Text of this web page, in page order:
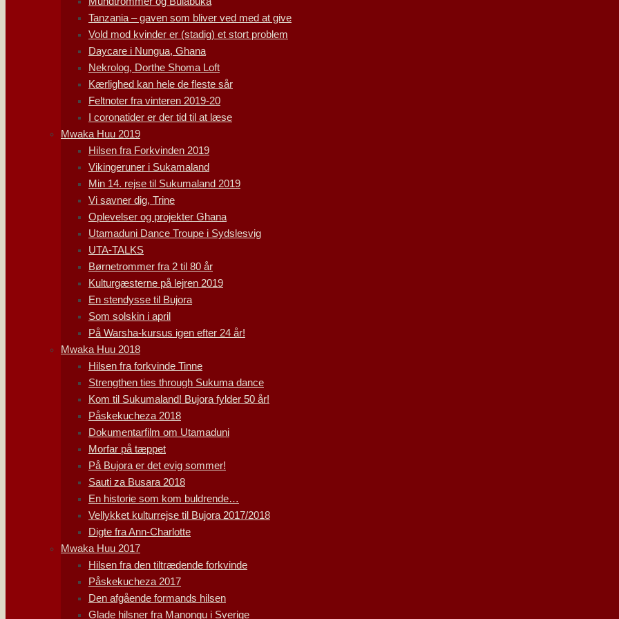
Tanzania – gaven som bliver ved med at give
Vold mod kvinder er (stadig) et stort problem
Daycare i Nungua, Ghana
Nekrolog, Dorthe Shoma Loft
Kærlighed kan hele de fleste sår
Feltnoter fra vinteren 2019-20
I coronatider er der tid til at læse
Mwaka Huu 2019
Hilsen fra Forkvinden 2019
Vikingeruner i Sukamaland
Min 14. rejse til Sukumaland 2019
Vi savner dig, Trine
Oplevelser og projekter Ghana
Utamaduni Dance Troupe i Sydslesvig
UTA-TALKS
Børnetrommer fra 2 til 80 år
Kulturgæsterne på lejren 2019
En stendysse til Bujora
Som solskin i april
På Warsha-kursus igen efter 24 år!
Mwaka Huu 2018
Hilsen fra forkvinde Tinne
Strengthen ties through Sukuma dance
Kom til Sukumaland! Bujora fylder 50 år!
Påskekucheza 2018
Dokumentarfilm om Utamaduni
Morfar på tæppet
På Bujora er det evig sommer!
Sauti za Busara 2018
En historie som kom buldrende…
Vellykket kulturrejse til Bujora 2017/2018
Digte fra Ann-Charlotte
Mwaka Huu 2017
Hilsen fra den tiltrædende forkvinde
Påskekucheza 2017
Den afgående formands hilsen
Glade hilsner fra Manongu i Sverige